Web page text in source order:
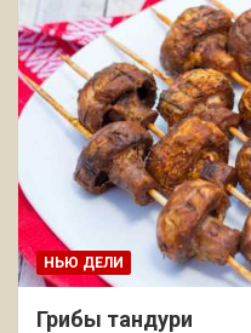
НЬЮ ДЕЛИ
Грибы тандури